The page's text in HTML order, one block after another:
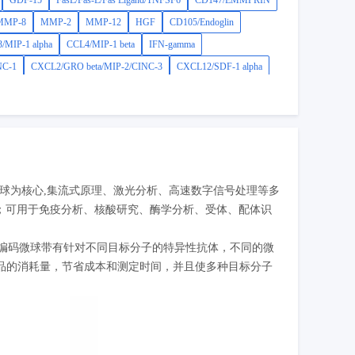
8 MMP-2 MMP-12 HGF
CD105/Endoglin
MIP-1 alpha CCL4/MIP-1 beta
IFN-gamma
1 CXCL2/GRO beta/MIP-2/CINC-3
CXCL12/SDF-1 alpha
为核心,集流式原理、激光分析、高速数字信号处理等多
用于免疫分析、核酸研究、酶学分析、受体、配体识
码微球带有针对不同目标分子的特异性抗体，不同的微
消耗量，节省成本和测定时间，并且使多种目标分子